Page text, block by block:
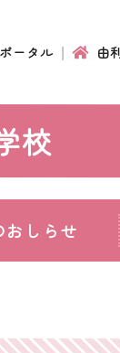
ータル 由
校
おしらせ